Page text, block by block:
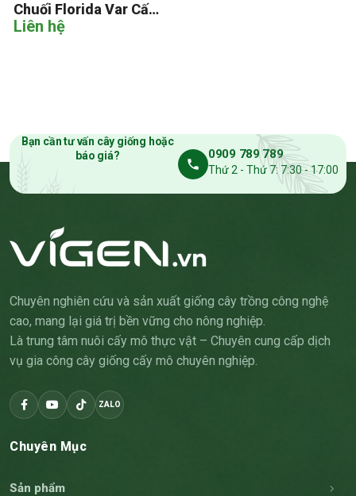
Chuối Florida Var Cấy
Mô
Liên hệ
Bạn cần tư vấn cây giống hoặc
báo giá?
0909 789 789
Thứ 2 - Thứ 7: 7:30 - 17:00
Chuyên nghiên cứu và sản xuất giống cây trồng công nghệ
cao, mang lại giá trị bền vững cho nông nghiệp.
Là trung tâm nuôi cấy mô thực vật – Chuyên cung cấp dịch
vụ gia công cây giống cấy mô chuyên nghiệp.
ZALO
Chuyên Mục
Sản phẩm